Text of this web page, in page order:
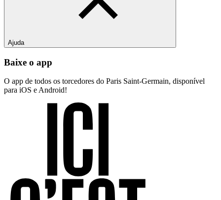
Ajuda
Baixe o app
O app de todos os torcedores do Paris Saint-Germain, disponível
para iOS e Android!